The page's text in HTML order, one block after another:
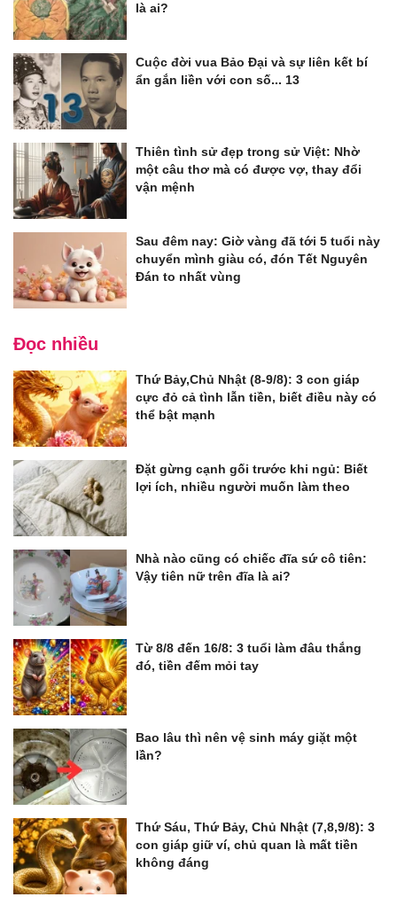
là ai?
Cuộc đời vua Bảo Đại và sự liên kết bí
ẩn gắn liền với con số... 13
Thiên tình sử đẹp trong sử Việt: Nhờ
một câu thơ mà có được vợ, thay đổi
vận mệnh
Sau đêm nay: Giờ vàng đã tới 5 tuổi này
chuyển mình giàu có, đón Tết Nguyên
Đán to nhất vùng
Đọc nhiều
Thứ Bảy,Chủ Nhật (8-9/8): 3 con giáp
cực đỏ cả tình lẫn tiền, biết điều này có
thể bật mạnh
Đặt gừng cạnh gối trước khi ngủ: Biết
lợi ích, nhiều người muốn làm theo
Nhà nào cũng có chiếc đĩa sứ cô tiên:
Vậy tiên nữ trên đĩa là ai?
Từ 8/8 đến 16/8: 3 tuổi làm đâu thắng
đó, tiền đếm mỏi tay
Bao lâu thì nên vệ sinh máy giặt một
lần?
Thứ Sáu, Thứ Bảy, Chủ Nhật (7,8,9/8): 3
con giáp giữ ví, chủ quan là mất tiền
không đáng